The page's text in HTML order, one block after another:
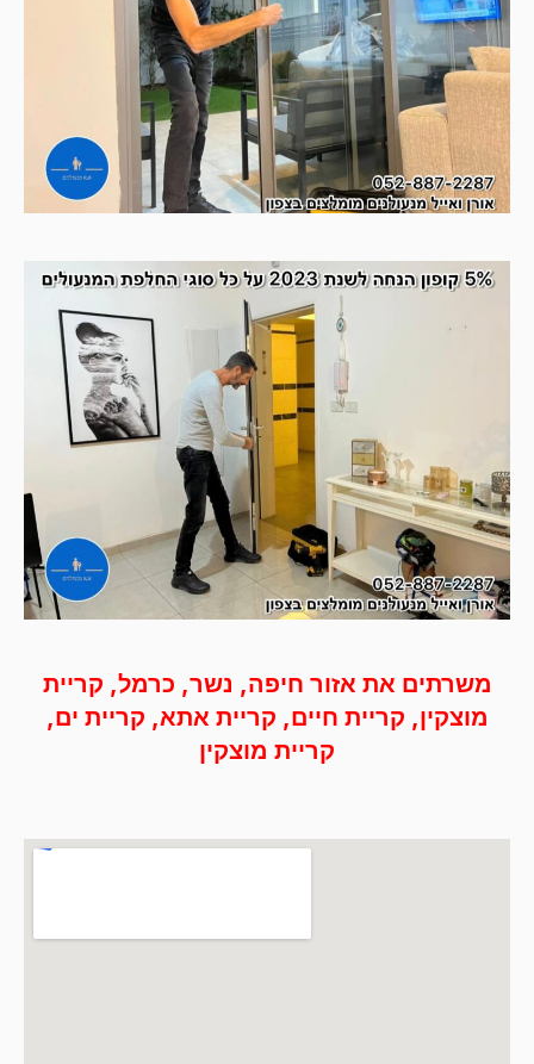
משרתים את אזור חיפה, נשר, כרמל, קריית
מוצקין, קריית חיים, קריית אתא, קריית ים,
קריית מוצקין